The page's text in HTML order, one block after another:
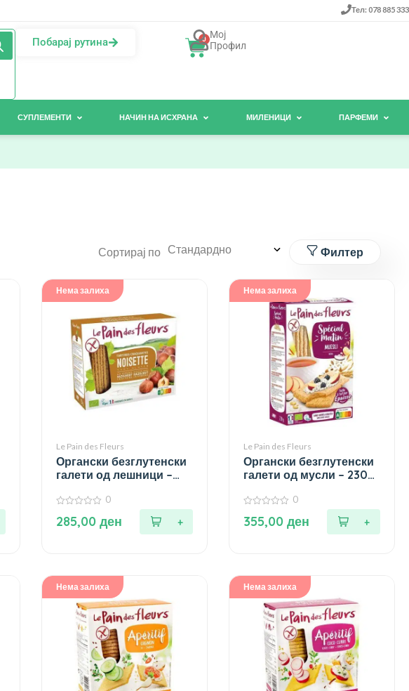
Тел: 078 885 333
Побарај рутина 0 Мој
Профил
СУПЛЕМЕНТИ НАЧИН НА ИСХРАНА МИЛЕНИЦИ ПАРФЕМИ
Сортирај по Филтер
Нема залиха
Le Pain des Fleurs
Органски безглутенски
галети од лешници –
од
0
285,00ден
Нема залиха
Le Pain des Fleurs
Органски безглутенски
галети од мусли – 230
од
0
355,00ден
Нема залиха Нема залиха